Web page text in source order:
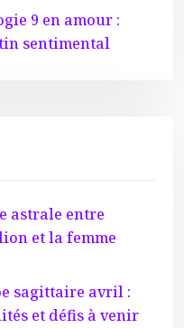
9 en amour :
sentimental
astrale entre
et la femme
sagittaire avril :
et défis à venir